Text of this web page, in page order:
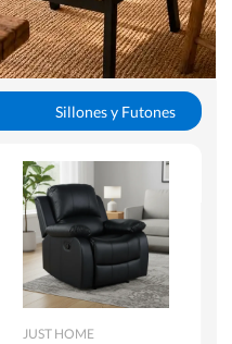
Sillones y Futones
Racks y Muebles TV
JUST HOME